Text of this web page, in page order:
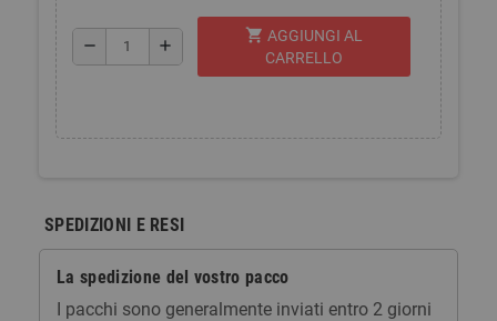
remove add
shopping_cart AGGIUNGI AL
CARRELLO
SPEDIZIONI E RESI
La spedizione del vostro pacco
I pacchi sono generalmente inviati entro 2 giorni